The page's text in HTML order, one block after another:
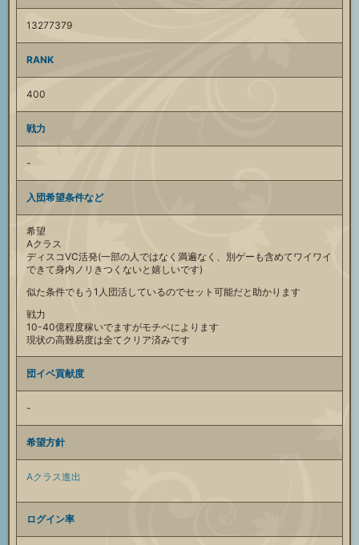
13277379
RANK
400
戦力
-
入団希望条件など
希望
Aクラス
ディスコVC活発(一部の人ではなく満遍なく、別ゲーも含めてワイワイ
できて身内ノリきつくないと嬉しいです)
似た条件でもう1人団活しているのでセット可能だと助かります
戦力
10-40億程度稼いでますがモチベによります
現状の高難易度は全てクリア済みです
団イベ貢献度
-
希望方針
Aクラス進出
ログイン率